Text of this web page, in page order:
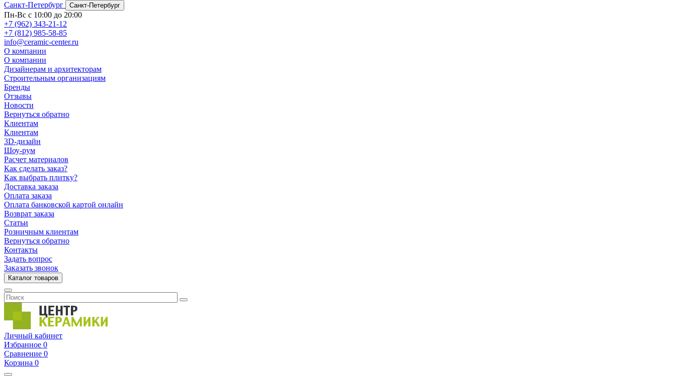
Санкт-Петербург
Санкт-Петербург
Пн-Вс с 10:00 до 20:00
+7 (962) 343-21-12
+7 (812) 985-58-85
info@ceramic-center.ru
О компании
О компании
Дизайнерам и архитекторам
Строительным организациям
Бренды
Отзывы
Новости
Вернуться обратно
Клиентам
Клиентам
3D-дизайн
Шоу-рум
Расчет материалов
Как сделать заказ?
Как выбрать плитку?
Доставка заказа
Оплата заказа
Оплата банковской картой онлайн
Возврат заказа
Статьи
Розничным клиентам
Вернуться обратно
Контакты
Задать вопрос
Заказать звонок
Каталог товаров
Личный кабинет
Избранное 0
Сравнение 0
Корзина 0